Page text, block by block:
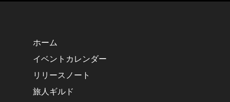
ホーム
イベントカレンダー
リリースノート
旅人ギルド